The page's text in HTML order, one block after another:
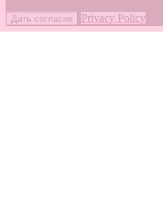
Дать согласие Privacy Policy